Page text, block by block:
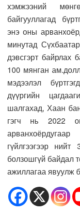
хэмжээний
байгууллагад
энэ оны
минутад
дэвсгэрт байрлах
100 мянган
мэдээлэл
дүүргийн
шалгахад, Хаан
гэгч нь 2022
гүйлгээгээр
болзошгүй байдал
ажиллагаа явуулж